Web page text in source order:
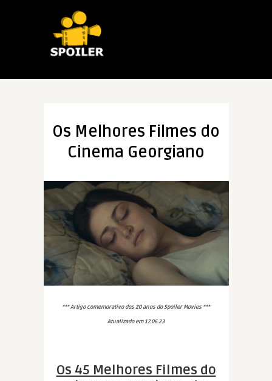
Os Melhores Filmes do
Cinema Georgiano
*** Artigo comemorativo dos 20 anos do Spoiler Movies ***
Atualizado em 17.06.23
Os 45 Melhores Filmes do